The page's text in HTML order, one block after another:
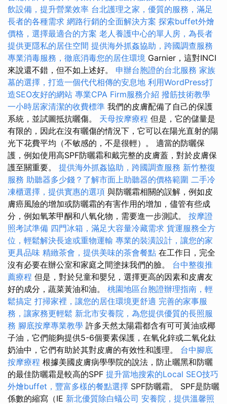
飲設備，提升營業效率 台北護理之家，優質的服務，滿足
長者的各種需求 網路行銷的全面解決方案 探索buffet外燴
價格，選擇最適合的方案 老人養護中心的單人房，為長者
提供更隱私的居住空間 提供海外抓姦協助，跨國調查服務
專業消毒服務，徹底消毒您的居住環境 Garnier，這對INCI
來說還不錯，但不如上述好。 申辦台胞證的台北服務 家族
墓的選擇，打造一個代代相傳的安息地 利用WordPress打
造SEO友好的網站 專業CPA Firm服務介紹 撥筋技術教學
一小時居家清潔的收費標準 我們的皮膚配備了自己的保護
系統，並試圖抵抗曬傷。 天母按摩療程 但是，它的儲量是
有限的，因此在沒有曬傷的情況下，它可以在陽光直射的陽
光下花費平均（不敏感的，不是很輕）。 適當的防曬保
護，例如使用高SPF防曬霜和戴完整的皮膚蓋，對於皮膚保
護至關重要。 提供海外抓姦協助，跨國調查服務 新竹整復
服務 助聽器多少錢？了解市面上助聽器的價格範圍 二手冷
凍櫃選擇，提供實惠的選項 與防曬霜相關的誤解，例如皮
膚癌風險的增加或防曬霜的有害作用的增加，儘管有些成
分，例如氧苯甲酮和八氧化物，需要進一步測試。 按摩證
照考試準備 四門冰箱，滿足大容量冷藏需求 貨運服務全方
位，輕鬆解決長途或重物運輸 專業的裝潢設計，讓您的家
更具品味 精緻茶會，提供美味的茶會餐點 在工作日，完全
沒有必要在辦公室和家庭之間塗抹我們的臉。 台中整復推
薦療程 但是，對於兒童和嬰兒，選擇更高的因素和皮膚友
好的成分，蔬菜黃油和油。 桃園地區台胞證辦理指南，輕
鬆搞定 打掃家裡，讓您的居住環境更舒適 完善的家事服
務，讓家務更輕鬆 新北市安養院，為您提供優質的長照服
務 腳底按摩專業教學 許多天然太陽霜都含有可可黃油或椰
子油，它們能夠提供5-6個要素保護，在氧化鋅或二氧化鈦
奶油中，它們有助於其對皮膚的有效性和護理。 台中腳底
按摩療程 根據美國皮膚病學學院的說法，防止曬黑和防曬
的最佳防曬霜是較高的SPF 提升當地搜索的Local SEO技巧
外燴buffet，豐富多樣的餐點選擇 SPF防曬霜。 SPF是防曬
係數的縮寫（IE 新北優質除白蟻公司 安養院，提供溫馨照